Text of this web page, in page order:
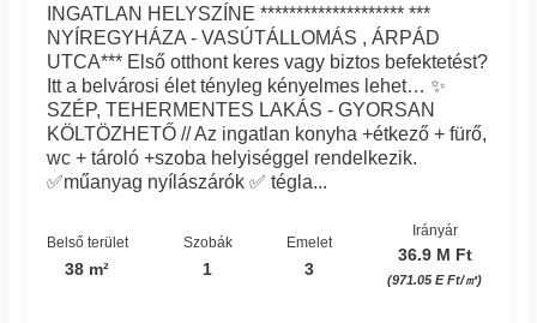
INGATLAN HELYSZÍNE ******************** ***
NYÍREGYHÁZA - VASÚTÁLLOMÁS , ÁRPÁD
UTCA*** Első otthont keres vagy biztos befektetést?
Itt a belvárosi élet tényleg kényelmes lehet… ✨
SZÉP, TEHERMENTES LAKÁS - GYORSAN
KÖLTÖZHETŐ // Az ingatlan konyha +étkező + fürő,
wc + tároló +szoba helyiséggel rendelkezik.
✅műanyag nyílászárók ✅ tégla...
Belső terület
38 m²
Szobák
1
Emelet
3
Irányár
36.9 M Ft
(971.05 E Ft/㎡)